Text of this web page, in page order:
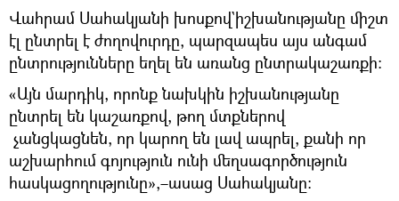
Վահրամ Սահակյանի խոսքով`իշխանությանը միշտ
էլ ընտրել է ժողովուրդը, պարզապես այս անգամ
ընտրությունները եղել են առանց ընտրակաշառքի։
«Այն մարդիկ, որոնք նախկին իշխանությանը
ընտրել են կաշառքով, թող մտքներով
չանցկացնեն, որ կարող են լավ ապրել, քանի որ
աշխարհում գոյություն ունի մեղսագործություն
հասկացողությունը»,–ասաց Սահակյանը։